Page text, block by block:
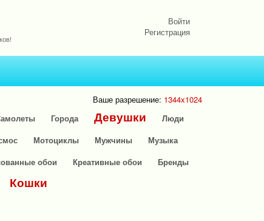
Войти
Регистрация
Ваше разрешение: 1344x1024
Города Девушки
Люди
Мотоциклы Мужчины
Музыка
обои Креативные обои Бренды
Кошки